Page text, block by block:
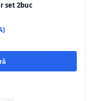
set 2buc